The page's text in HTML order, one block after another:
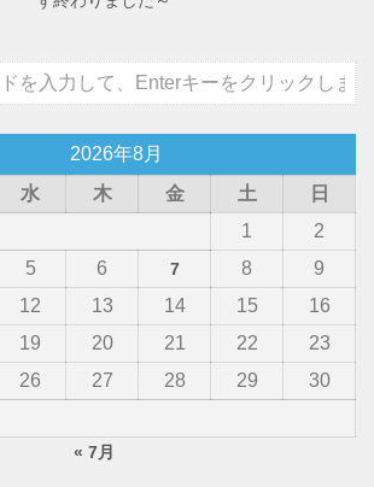
2026年8月
水 木 金 土
日
1
2
5 6 7 8
9
12 13 14 15
16
19 20 21 22
23
26 27 28 29
30
« 7月